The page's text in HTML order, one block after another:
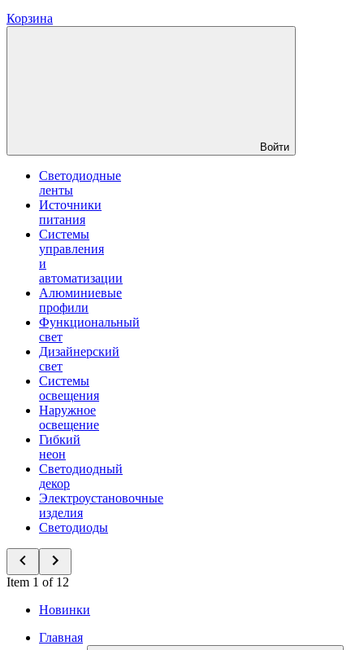
Корзина
Войти
Светодиодные
ленты
Источники
питания
Системы
управления
и
автоматизации
Алюминиевые
профили
Функциональный
свет
Дизайнерский
свет
Системы
освещения
Наружное
освещение
Гибкий
неон
Светодиодный
декор
Электроустановочные
изделия
Светодиоды
Item 1 of 12
Новинки
Главная